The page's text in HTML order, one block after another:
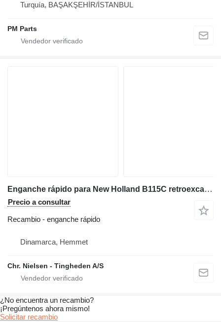
Turquía, BAŞAKŞEHİR/İSTANBUL
PM Parts
Enganche rápido para New Holland B115C retroexcavadora
Precio a consultar
Recambio - enganche rápido
Dinamarca, Hemmet
Chr. Nielsen - Tingheden A/S
¿No encuentra un recambio?
¡Pregúntenos ahora mismo!
Solicitar recambio